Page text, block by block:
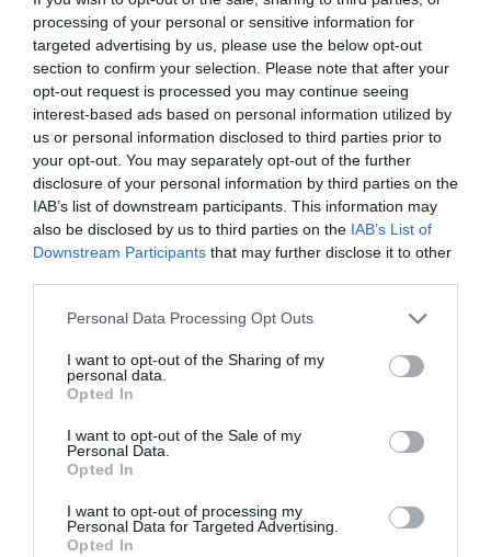
processing of your personal or sensitive information for
targeted advertising by us, please use the below opt-out
section to confirm your selection. Please note that after your
opt-out request is processed you may continue seeing
interest-based ads based on personal information utilized by
us or personal information disclosed to third parties prior to
your opt-out. You may separately opt-out of the further
disclosure of your personal information by third parties on the
IAB’s list of downstream participants. This information may
also be disclosed by us to third parties on the IAB’s List of
Downstream Participants that may further disclose it to other
Personal Data Processing Opt Outs
I want to opt-out of the Sharing of my
personal data.
Opted In
I want to opt-out of the Sale of my
Personal Data.
Opted In
I want to opt-out of processing my
Personal Data for Targeted Advertising.
Opted In